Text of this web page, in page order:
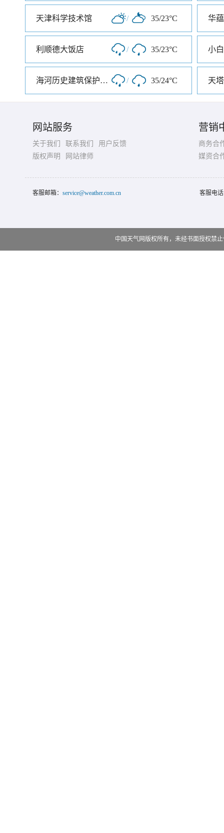
天津科学技术馆 / 35/23°C 华
利顺德大饭店 / 35/23°C 小
海河历史建筑保护展览馆 / 35/24°C 天
网站服务
关于我们 联系我们
用户反馈
版权声明
网站律师
营销
商务合
媒资合
客服邮箱： service@weather.com.cn 客服电
中国天气网版权所有，未经书面授权